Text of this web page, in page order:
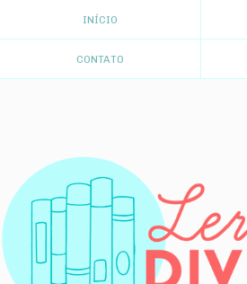
INÍCIO
CONTATO